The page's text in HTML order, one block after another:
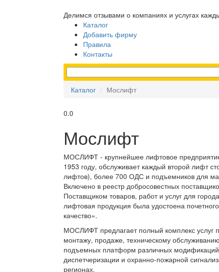
Делимся отзывами о компаниях и услугах
Каталог
Добавить фирму
Правила
Контакты
Каталог Мослифт
0.0
Мослифт
МОСЛИФТ - крупнейшее лифтовое
1953 году, обслуживает каждый второй лифт
лифтов), более 700 ОДС и подъемников для
Включено в реестр добросовестных
Поставщиком товаров, работ и услуг для
лифтовая продукция была удостоена
качество».
МОСЛИФТ предлагает полный комплекс услуг
монтажу, продаже, техническому
подъемных платформ различных
диспетчеризации и охранно-пожарной
регионах.